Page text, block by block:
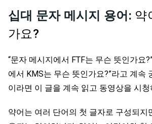
십대 문자 메시지 용어: 약
가요?
“문자 메시지에서 FTF는 무슨 뜻인가요
에서 KMS는 무슨 뜻인가요?”라고 계속
이라면 이 글을 계속 읽고 동영상을 시청
약어는 여러 단어의 첫 글자로 구성되지